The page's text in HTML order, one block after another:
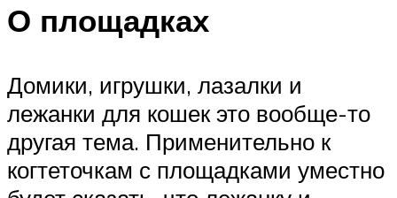
О площадках
Домики, игрушки, лазалки и
лежанки для кошек это вообще-то
другая тема. Применительно к
когтеточкам с площадками уместно